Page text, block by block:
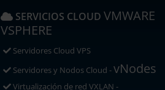
SERVICIOS CLOUD VMWARE
VSPHERE
Servidores Cloud VPS
Servidores y Nodos Cloud -vNodes
Virtualización de red VXLAN -